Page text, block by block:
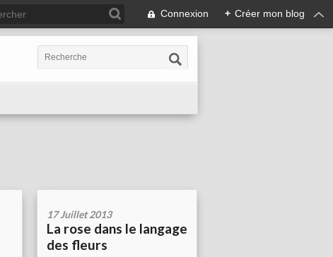
Connexion + Créer mon blog
17 Juillet 2013
La rose dans le langage
des fleurs